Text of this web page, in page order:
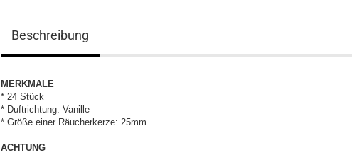
Beschreibung
MERKMALE
* 24 Stück
* Duftrichtung: Vanille
* Größe einer Räucherkerze: 25mm
ACHTUNG